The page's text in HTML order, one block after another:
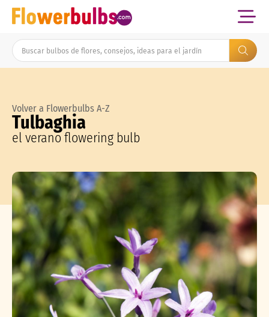
Volver a Flowerbulbs A-Z
Tulbaghia
el verano flowering bulb